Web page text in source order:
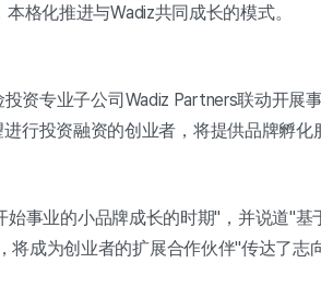
格化推进与Wadiz共同成长的模式。
资专业子公司Wadiz Partners联动开展
行投资融资的创业者，将提供品牌孵化
事业的小品牌成长的时期"，并说道"基
将成为创业者的扩展合作伙伴"传达了志